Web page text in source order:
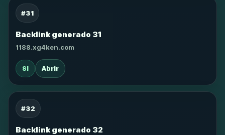
#31
Backlink generado 31
1188.xg4ken.com
SI Abrir
#32
Backlink generado 32